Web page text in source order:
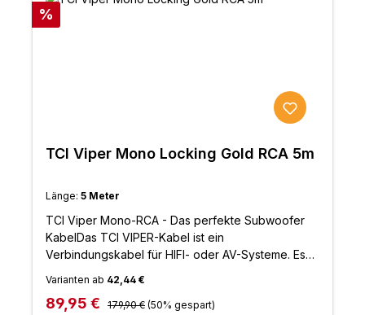
Superthane-Isolierung, die anschließend mit einer
zweiten Isolierung ummantelt wird, um Haltbarkeit
äußeren Isolierung aus flammhemmendem
PVCÄußerer Mantel-Durchmesser 5,5 mm
Rabatt
%
TCI Viper Mono Locking Gold RCA 5m
Länge: 5 Meter
TCI Viper Mono-RCA - Das perfekte Subwoofer
KabelDas TCI VIPER-Kabel ist ein
Verbindungskabel für HIFI- oder AV-Systeme. Es
und Isolierungen aus PC-OFC-Legierungen.Durch
diesen aufwendige Aufbau, verbessert sich die
Varianten ab 42,44 €
Verkaufspreis:
89,95 € Regulärer Preis:
179,90 € (50% gespart)